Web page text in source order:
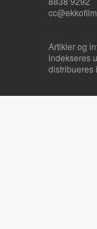
Artikler og
indekseres
distribueres